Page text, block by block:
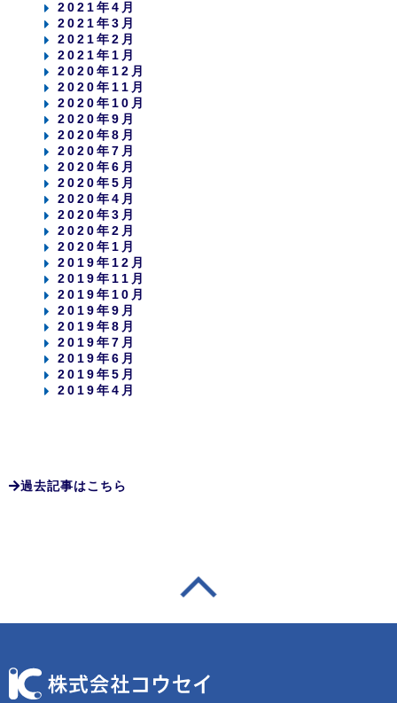
2021年4月
2021年3月
2021年2月
2021年1月
2020年12月
2020年11月
2020年10月
2020年9月
2020年8月
2020年7月
2020年6月
2020年5月
2020年4月
2020年3月
2020年2月
2020年1月
2019年12月
2019年11月
2019年10月
2019年9月
2019年8月
2019年7月
2019年6月
2019年5月
2019年4月
過去記事はこちら